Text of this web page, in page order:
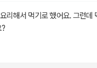
리해서 먹기로 했어요. 그런